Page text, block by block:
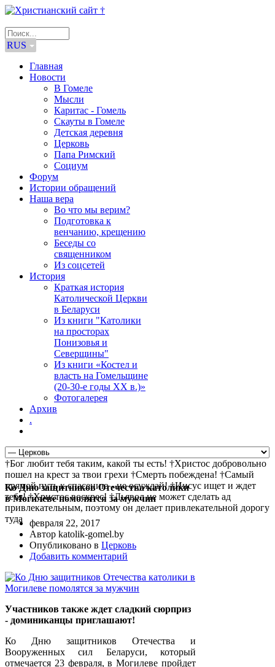
RUS
Главная
Новости
В Гомеле
Мысли
Каритас - Гомель
Скауты в Гомеле
Детская деревня
Церковь
Папа Римский
Социум
Форум
Истории обращений
Наша вера
Во что мы верим?
Подготовка к
венчанию, крещению
Беседы со
священником
Из соцсетей
История
Краткая история
Католической Церкви
в Беларуси
Из книги "Католики
на просторах
Понизовья и
Северщины"
Из книги «Костел и
власть на Гомельщине
(20-30-е годы ХХ в.)»
Фотогалерея
Архив
.
†Бог любит тебя таким, какой ты есть! †Христос добровольно
пошел на крест за твои грехи †Смерть побеждена! †Самый
прямой путь к спасению - не осуждай! †Иисус ищет и ждет
тебя! †Христос воскрес! †Дьявол не может сделать ад
привлекательным, поэтому он делает привлекательной дорогу
туда
Ко Дню защитников Отечества католики
в Могилеве помолятся за мужчин
февраля 22, 2017
Автор katolik-gomel.by
Опубликовано в Церковь
Добавить комментарий
Участников также ждет сладкий сюрприз
- доминиканцы приглашают!
Ко Дню защитников Отечества и
Вооруженных сил Беларуси, который
отмечается 23 февраля, в Могилеве пройдет